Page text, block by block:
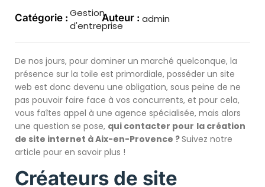
Catégorie : Gestion
d'entreprise
Auteur : admin
De nos jours, pour dominer un marché quelconque, la
présence sur la toile est primordiale, posséder un site
web est donc devenu une obligation, sous peine de ne
pas pouvoir faire face à vos concurrents, et pour cela,
vous faîtes appel à une agence spécialisée, mais alors
une question se pose, qui contacter pour la création
de site internet à Aix-en-Provence ?Suivez notre
article pour en savoir plus !
Créateurs de site